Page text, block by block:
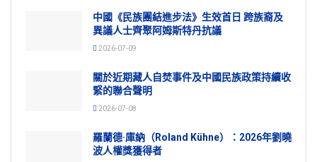
中國《民族團結進步法》生效首日 跨族裔及
異議人士齊聚阿姆斯特丹抗議
2026-07-09
關於近期藏人自焚事件及中國民族政策持續收
緊的聯合聲明
2026-07-08
羅蘭德·庫納（Roland Kühne）：2026年劉曉
波人權獎獲得者